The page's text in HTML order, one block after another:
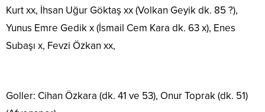
Kurt xx, İhsan Uğur Göktaş xx (Volkan Geyik dk. 85 ?),
Yunus Emre Gedik x (İsmail Cem Kara dk. 63 x), Enes
Subaşı x, Fevzi Özkan xx,
Goller: Cihan Özkara (dk. 41 ve 53), Onur Toprak (dk. 51)